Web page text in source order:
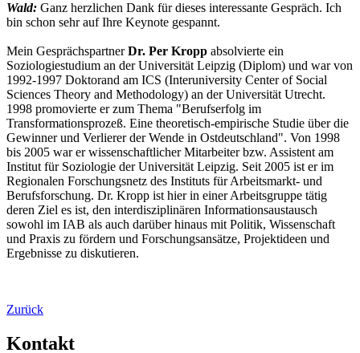
Wald: Ganz herzlichen Dank für dieses interessante Gespräch. Ich
bin schon sehr auf Ihre Keynote gespannt.
Mein GesprächspartnerDr. Per Kropp absolvierte ein
Soziologiestudium an der Universität Leipzig (Diplom) und war von
1992-1997 Doktorand am ICS (Interuniversity Center of Social
Sciences Theory and Methodology) an der Universität Utrecht.
1998 promovierte er zum Thema "Berufserfolg im
Transformationsprozeß. Eine theoretisch-empirische Studie über die
Gewinner und Verlierer der Wende in Ostdeutschland". Von 1998
bis 2005 war er wissenschaftlicher Mitarbeiter bzw. Assistent am
Institut für Soziologie der Universität Leipzig. Seit 2005 ist er im
Regionalen Forschungsnetz des Instituts für Arbeitsmarkt- und
Berufsforschung. Dr. Kropp ist hier in einer Arbeitsgruppe tätig
deren Ziel es ist, den interdisziplinären Informationsaustausch
sowohl im IAB als auch darüber hinaus mit Politik, Wissenschaft
und Praxis zu fördern und Forschungsansätze, Projektideen und
Ergebnisse zu diskutieren.
Zurück
Kontakt